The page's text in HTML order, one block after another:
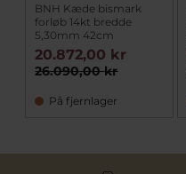
BNH Kæde bismark
forløb 14kt bredde
5,30mm 42cm
26.090,00 kr
20.872,00 kr
På fjernlager